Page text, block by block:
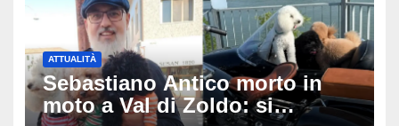
ATTUALITÀ
Sebastiano Antico morto in
moto a Val di Zoldo: si